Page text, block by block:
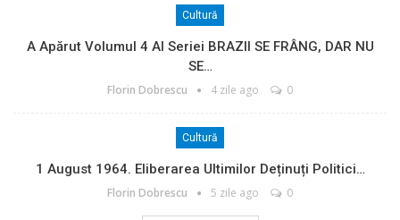
Cultură
A Apărut Volumul 4 Al Seriei BRAZII SE FRÂNG, DAR NU
SE…
Florin Dobrescu 4 zile ago 0
Cultură
1 August 1964. Eliberarea Ultimilor Deținuți Politici…
Florin Dobrescu 5 zile ago 0